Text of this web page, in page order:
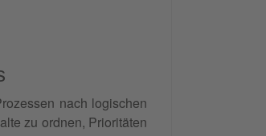
nach logischen
zu ordnen, Prioritäten